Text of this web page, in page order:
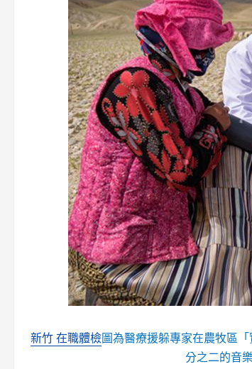
新竹 在職體檢圖為醫療援躲專家在農牧區
分之二的音